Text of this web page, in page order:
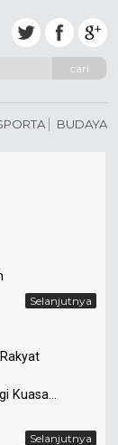
cari
BUDAYA
Selanjutnya
Kuasa...
Selanjutnya